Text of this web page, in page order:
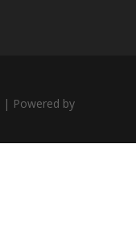
| Powered by